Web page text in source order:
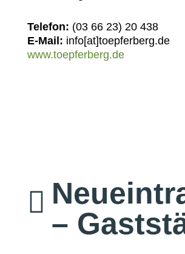
Telefon: (03 66 23) 20 438
E-Mail: info[at]toepferberg.de
www.toepferberg.de

–